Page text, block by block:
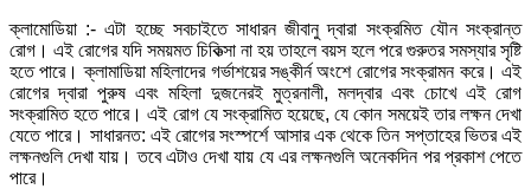
ক্লামোডিয়া :- এটা হচ্ছে সবচাইতে সাধারন জীবানু দ্বারা সংক্রমিত যৌন সংক্রান্ত
রোগ। এই রোগের যদি সময়মত চিকিত্সা না হয় তাহলে বয়স হলে পরে গুরুতর সমস্যার সৃষ্টি
হতে পারে। ক্লামাডিয়া মহিলাদের গর্ভাশয়ের সঙ্কীর্ন অংশে রোগের সংক্রামন করে। এই
রোগের দ্বারা পুরুষ এবং মহিলা দুজনেরই মুত্রনালী, মলদ্বার এবং চোখে এই রোগ
সংক্রামিত হতে পারে। এই রোগ যে সংক্রামিত হয়েছে, যে কোন সময়েই তার লক্ষন দেখা
যেতে পারে। সাধারনত: এই রোগের সংস্পর্শে আসার এক থেকে তিন সপ্তাহের ভিতর এই
লক্ষনগুলি দেখা যায়। তবে এটাও দেখা যায় যে এর লক্ষনগুলি অনেকদিন পর প্রকাশ পেতে
পারে।